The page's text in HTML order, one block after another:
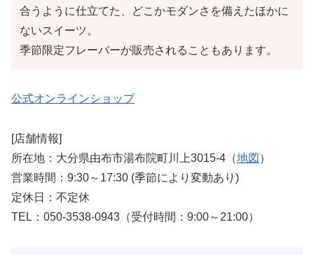
合うように仕立てた、どこかモダンさを備えたほかに
ないスイーツ。
季節限定フレーバーが販売されることもあります。
公式オンラインショップ
[店舗情報]
所在地：大分県由布市湯布院町川上3015-4（地図 ）
営業時間：9:30～17:30 (季節により変動あり)
定休日：不定休
TEL：050-3538-0943（受付時間：9:00～21:00）